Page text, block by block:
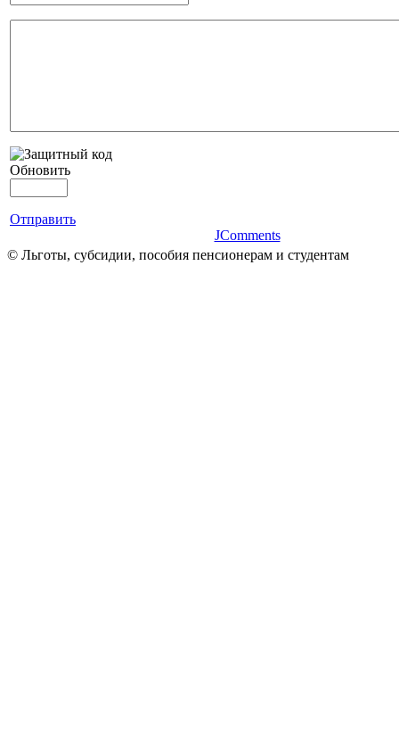
Обновить
Отправить
JComments
© Льготы, субсидии, пособия пенсионерам и студентам